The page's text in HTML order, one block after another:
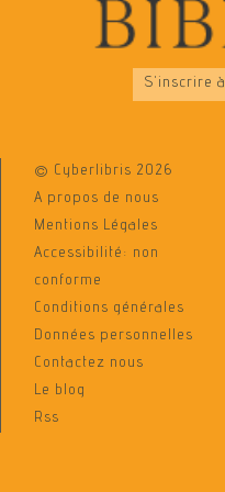
© Cyberlibris 2026
A propos de nous
Mentions Légales
Accessibilité: non
conforme
Conditions générales
Données personnelles
Contactez nous
Le blog
Rss